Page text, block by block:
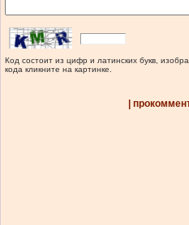
Код состоит из цифр и латинских букв,
кода кликните на картинке.
|